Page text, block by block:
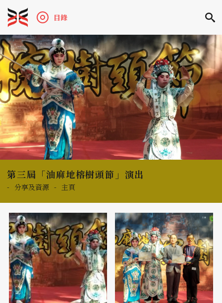
目錄
第三屆「油麻地榕樹頭節」演出
- 分享及資源 - 主頁